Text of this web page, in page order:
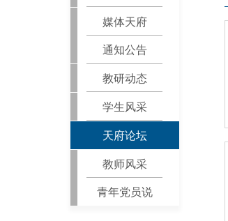
媒体天府
通知公告
教研动态
学生风采
天府论坛
教师风采
青年党员说